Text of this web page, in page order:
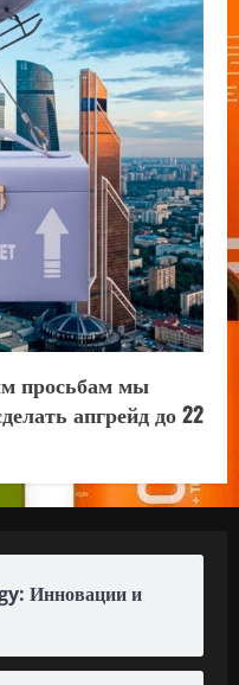
просьбам мы
апгрейд до 22
Инновации и